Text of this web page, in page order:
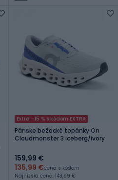
Extra -15 % s kódom EXTRA
Pánske bežecké topánky On
Cloudmonster 3 iceberg/ivory
159,99 €
135,99 €cena s kódom
Najnižšia cena: 143,99 €